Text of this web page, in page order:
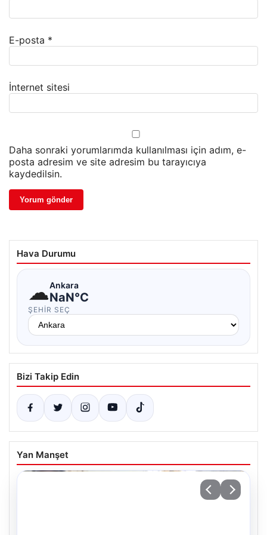
E-posta *
İnternet sitesi
Daha sonraki yorumlarımda kullanılması için adım, e-
posta adresim ve site adresim bu tarayıcıya
kaydedilsin.
Hava Durumu
☁Ankara
NaN°C
ŞEHIR SEÇ
Bizi Takip Edin
Yan Manşet